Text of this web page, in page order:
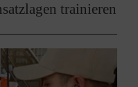
trainieren